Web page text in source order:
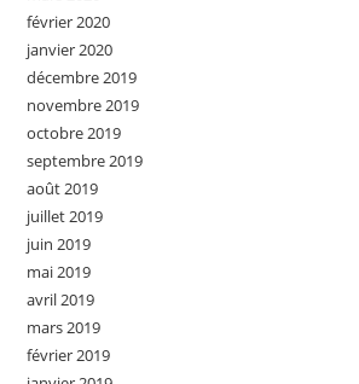
février 2020
janvier 2020
décembre 2019
novembre 2019
octobre 2019
septembre 2019
août 2019
juillet 2019
juin 2019
mai 2019
avril 2019
mars 2019
février 2019